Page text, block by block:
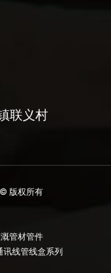
联义村
版权所有
管材管件
讯线管线盒系列